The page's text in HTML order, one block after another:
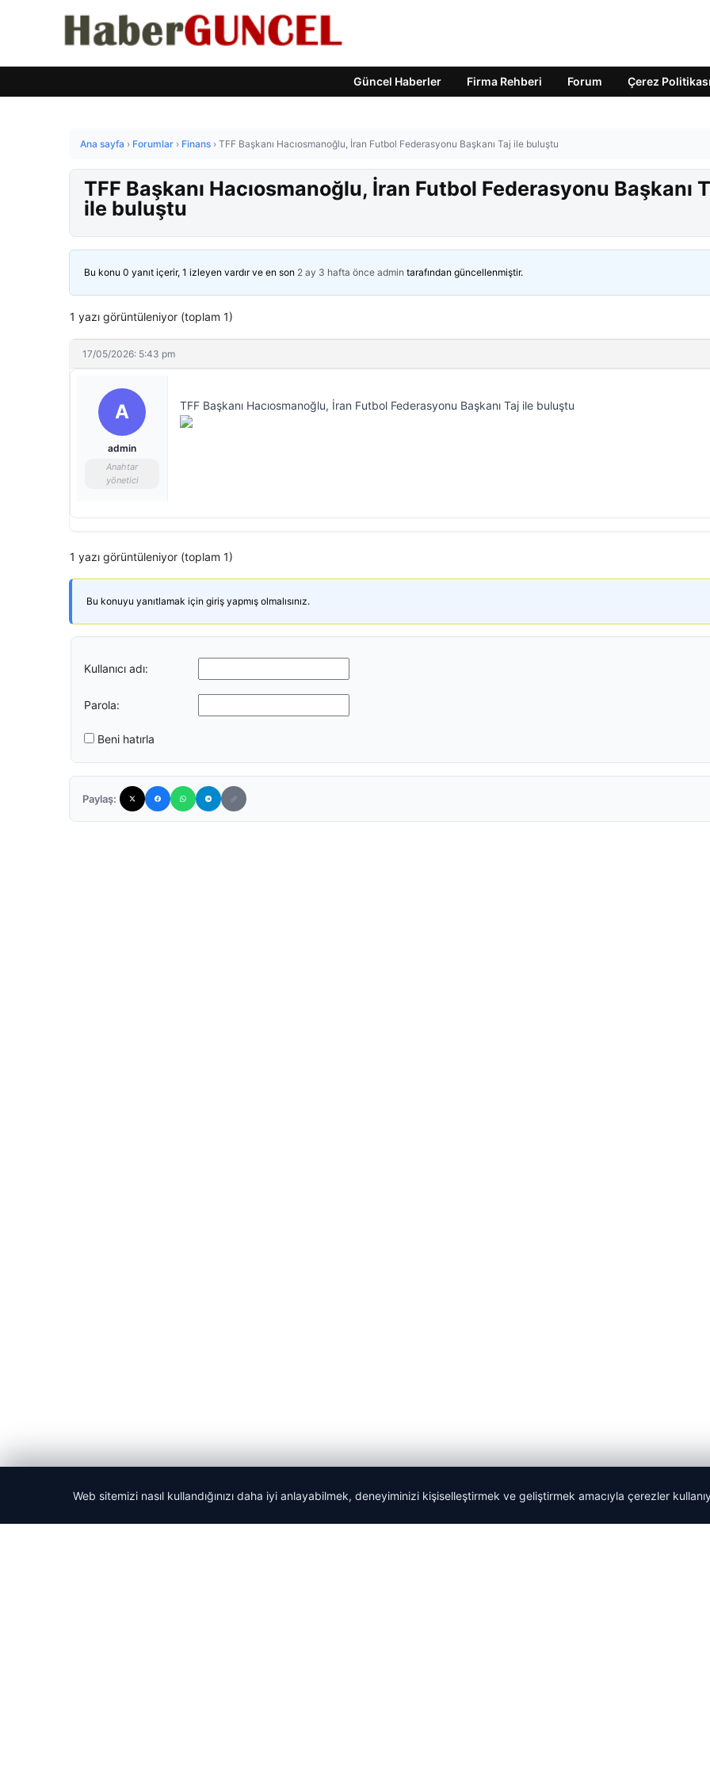
Güncel Haberler Firma Rehberi Forum Çerez Politikası
Ana sayfa › Forumlar › Finans › TFF Başkanı Hacıosmanoğlu, İran Futbol Federasyonu Başkanı Taj ile buluştu
TFF Başkanı Hacıosmanoğlu, İran Futbol Federasyonu Başkanı
ile buluştu
Bu konu 0 yanıt içerir, 1 izleyen vardır ve en son 2 ay 3 hafta önce admin tarafından güncellenmiştir.
1 yazı görüntüleniyor (toplam 1)
17/05/2026: 5:43 pm
A
admin
Anahtar
yönetici
TFF Başkanı Hacıosmanoğlu, İran Futbol Federasyonu Başkanı Taj ile buluştu
1 yazı görüntüleniyor (toplam 1)
Bu konuyu yanıtlamak için giriş yapmış olmalısınız.
Kullanıcı adı:
Parola:
Beni hatırla
Paylaş:
Web sitemizi nasıl kullandığınızı daha iyi anlayabilmek, deneyiminizi kişiselleştirmek ve geliştirmek amacıyla çerezler